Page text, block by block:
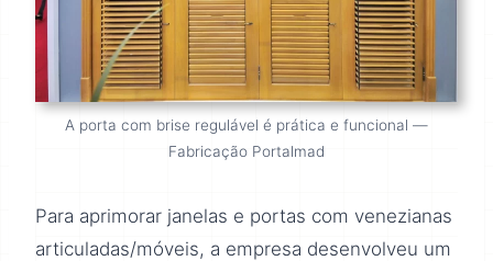
A porta com brise regulável é prática e funcional —
Fabricação Portalmad
Para aprimorar janelas e portas com venezianas
articuladas/móveis, a empresa desenvolveu um